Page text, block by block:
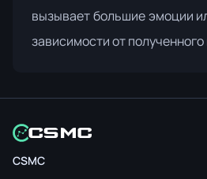
вызывает большие эмоции
зависимости от
CSMC